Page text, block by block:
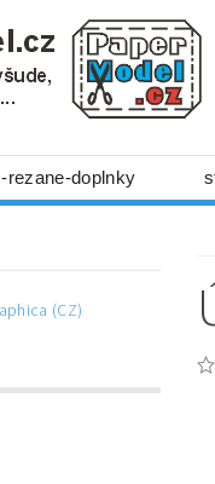
rezane-doplnky
doplňky 3D
Obchodní podmínky
(CZ)